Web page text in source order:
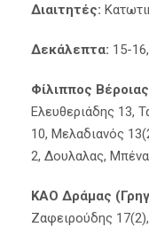
Διαιτητές:
Δεκάλεπτα: 15-
Φίλιππος
Ελευθεριάδης 13,
10, Μελαδιανός
2, Δουλαλας,
ΚΑΟ Δράμας
Ζαφειρούδης